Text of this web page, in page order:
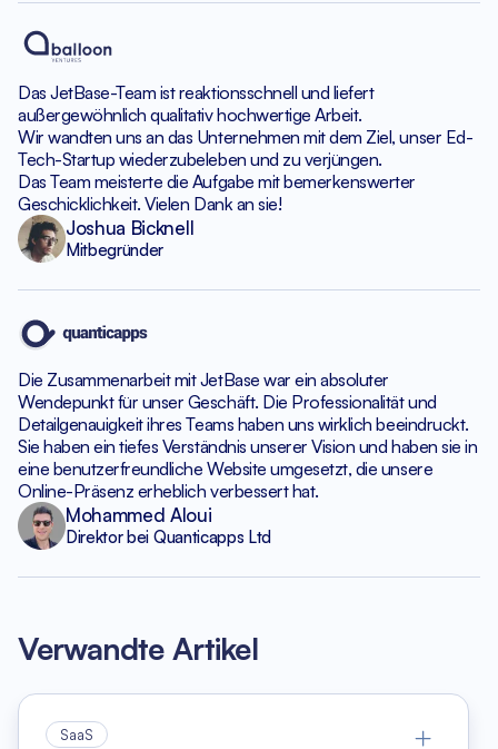
Das JetBase-Team ist reaktionsschnell und liefert
außergewöhnlich qualitativ hochwertige Arbeit.
Wir wandten uns an das Unternehmen mit dem Ziel,unser Ed-
Tech-Startup wiederzubeleben und zu verjüngen.
Das Team meisterte die Aufgabe mit bemerkenswerter
Geschicklichkeit.Vielen Dank an sie!
Joshua Bicknell
Mitbegründer
Die Zusammenarbeit mit JetBase war ein absoluter
Wendepunktfür unser Geschäft. Die Professionalität und
Detailgenauigkeitihres Teams haben uns wirklich beeindruckt.
Sie haben ein tiefes Verständnis unserer Vision und habensie in
eine benutzerfreundliche Website umgesetzt, die unsere
Online-Präsenz erheblich verbessert hat.
Mohammed Aloui
Direktor bei Quanticapps Ltd
Verwandte Artikel
SaaS